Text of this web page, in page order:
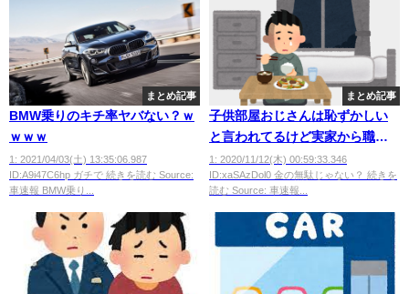
まとめ記事
BMW乗りのキチ率ヤバない？ｗ
ｗｗｗ
1: 2021/04/03(土) 13:35:06.987
ID:A9i47C6hp ガチで 続きを読む Source:
車速報 BMW乗り...
まとめ記事
子供部屋おじさんは恥ずかしい
と言われてるけど実家から職場
まで車で10分だけど一人暮らし
必要？
1: 2020/11/12(木) 00:59:33.346
ID:xaSAzDol0 金の無駄じゃない？ 続きを
読む Source: 車速報...